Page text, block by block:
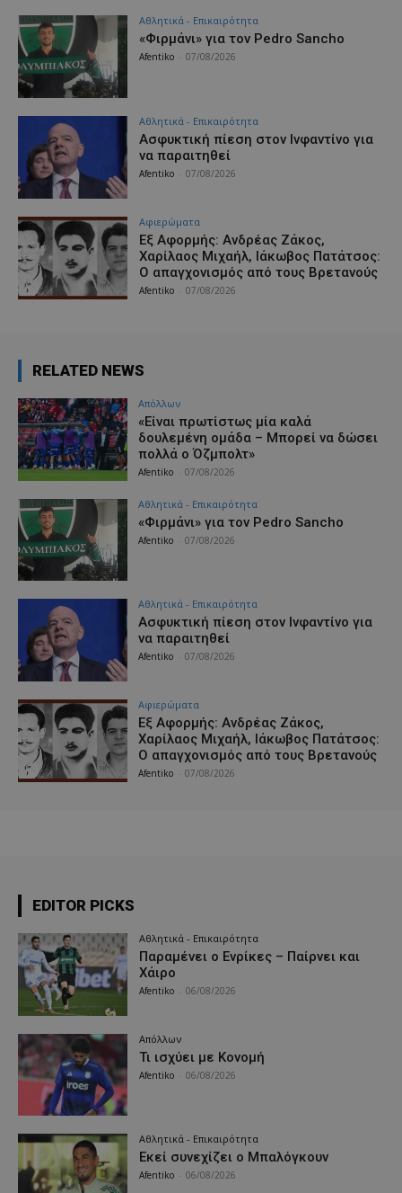
Αθλητικά - Επικαιρότητα
«Φιρμάνι» για τον Pedro Sancho
Afentiko 07/08/2026
Αθλητικά - Επικαιρότητα
Ασφυκτική πίεση στον Ινφαντίνο για
να παραιτηθεί
Afentiko 07/08/2026
Aφιερώματα
Εξ Αφορμής: Ανδρέας Ζάκος,
Χαρίλαος Μιχαήλ, Ιάκωβος Πατάτσος:
Ο απαγχονισμός από τους Βρετανούς
Afentiko 07/08/2026
RELATED NEWS
Απόλλων
«Είναι πρωτίστως μία καλά
δουλεμένη ομάδα – Μπορεί να δώσει
πολλά ο Όζμπολτ»
Afentiko 07/08/2026
Αθλητικά - Επικαιρότητα
«Φιρμάνι» για τον Pedro Sancho
Afentiko 07/08/2026
Αθλητικά - Επικαιρότητα
Ασφυκτική πίεση στον Ινφαντίνο για
να παραιτηθεί
Afentiko 07/08/2026
Aφιερώματα
Εξ Αφορμής: Ανδρέας Ζάκος,
Χαρίλαος Μιχαήλ, Ιάκωβος Πατάτσος:
Ο απαγχονισμός από τους Βρετανούς
Afentiko 07/08/2026
EDITOR PICKS
Αθλητικά - Επικαιρότητα
Παραμένει ο Ενρίκες – Παίρνει και
Χάιρο
Afentiko 06/08/2026
Απόλλων
Τι ισχύει με Κονομή
Afentiko 06/08/2026
Αθλητικά - Επικαιρότητα
Εκεί συνεχίζει ο Μπαλόγκουν
Afentiko 06/08/2026